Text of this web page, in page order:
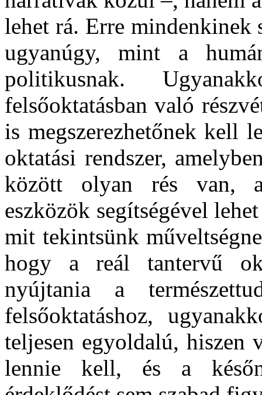
lehet rá. Erre mindenkinek
ugyanúgy, mint a
politikusnak.
felsőoktatásban való
is megszerezhetőnek kell
oktatási rendszer,
között olyan rés van,
eszközök segítségével
mit tekintsünk
hogy a reál tantervű
nyújtania a
felsőoktatáshoz,
teljesen egyoldalú, hiszen
lennie kell, és a későn